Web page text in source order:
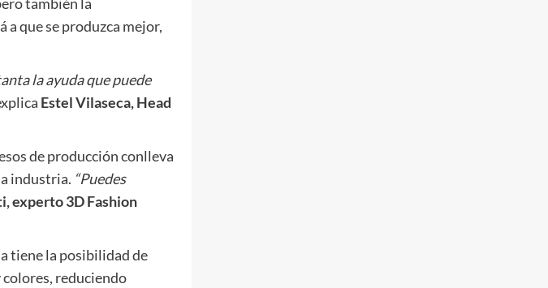
que se produzca mejor,
la ayuda que puede
Estel Vilaseca, Head
de producción conlleva
industria. “Puedes
experto 3D Fashion
tiene la posibilidad de
reduciendo